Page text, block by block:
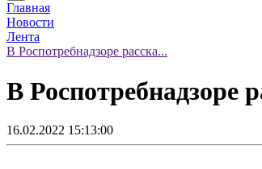
Главная
Новости
Лента
В Роспотребнадзоре расска...
В Роспотребнадзоре
16.02.2022 15:13:00